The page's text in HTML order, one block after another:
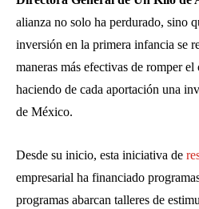
alianza no solo ha perdurado, sino
inversión en la primera infancia se
maneras más efectivas de romper
haciendo de cada aportación una
de México.
Desde su inicio, esta iniciativa de
empresarial ha financiado
programas abarcan talleres de